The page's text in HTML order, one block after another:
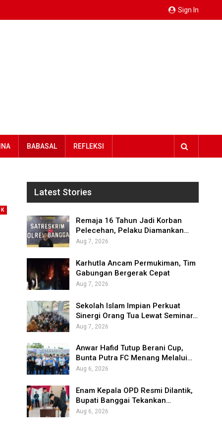
Sign In
BABASAL REFLEKSI
Latest Stories
Remaja 16 Tahun Jadi Korban
Pelecehan, Pelaku Diamankan…
Aug 7, 2026
Karhutla Ancam Permukiman, Tim
Gabungan Bergerak Cepat
Aug 7, 2026
Sekolah Islam Impian Perkuat
Sinergi Orang Tua Lewat Seminar…
Aug 7, 2026
Anwar Hafid Tutup Berani Cup,
Bunta Putra FC Menang Melalui…
Aug 6, 2026
Enam Kepala OPD Resmi Dilantik,
Bupati Banggai Tekankan…
Aug 6, 2026